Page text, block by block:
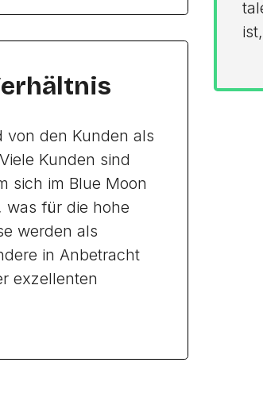
von den Kunden als
Kunden sind
sich im Blue Moon
was für die hohe
werden als
in Anbetracht
exzellenten